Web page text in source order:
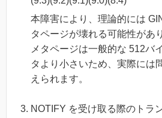
本障害により、理論的には
タページが壊れる可能性があ
メタページは一般的な 512バ
タより小さいため、実際には
えられます。
NOTIFY を受け取る際のトラ